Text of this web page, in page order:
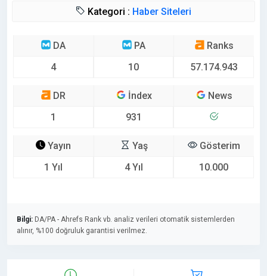
Kategori : Haber Siteleri
DA
4
PA
10
Ranks
57.174.943
DR
1
İndex
931
News
Yayın
1 Yıl
Yaş
4 Yıl
Gösterim
10.000
Bilgi: DA/PA - Ahrefs Rank vb. analiz verileri otomatik sistemlerden
alınır, %100 doğruluk garantisi verilmez.